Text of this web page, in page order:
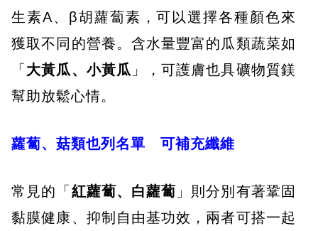
生素A、β胡蘿蔔素，可以選擇各種顏色來
獲取不同的營養。含水量豐富的瓜類蔬菜如
「 大黃瓜、小黃瓜 」，可護膚也具礦物質鎂
幫助放鬆心情。
蘿蔔、菇類也列名單 可補充纖維
常見的「 紅蘿蔔、白蘿蔔 」則分別有著鞏固
黏膜健康、抑制自由基功效，兩者可搭一起